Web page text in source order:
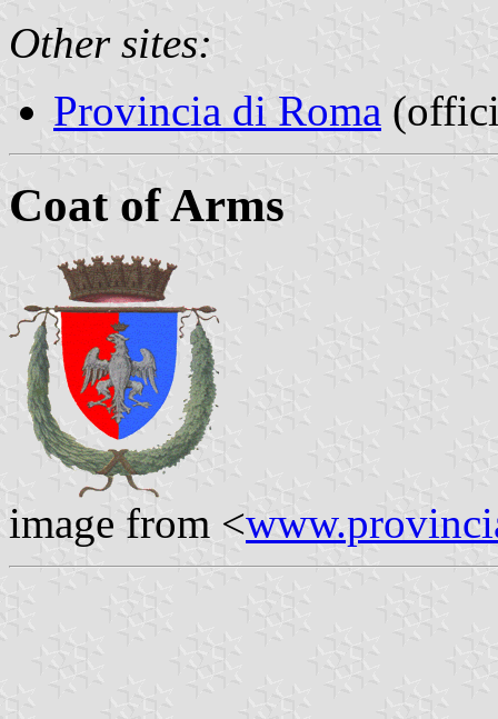
Other sites:
Provincia di Roma
Coat of Arms
image from <